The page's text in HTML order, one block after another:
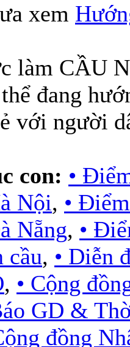
làm CẦU
đang
với người
con: •
Nội, •
Nẵng, •
cầu, • Diễn
, • Cộng
GD &
đồng